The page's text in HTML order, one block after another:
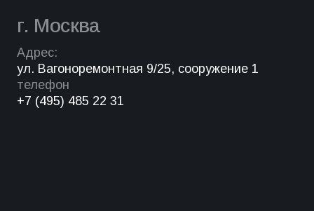
г. Москва
Адрес:
ул. Вагоноремонтная 9/25, сооружение 1
телефон
+7 (495) 485 22 31